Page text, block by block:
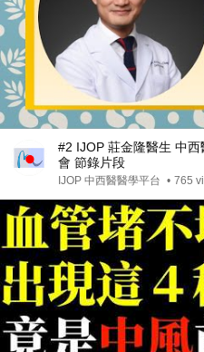
#2 IJOP 莊金隆醫生 中
會 節錄片段
IJOP 中西醫醫學平台 • 765